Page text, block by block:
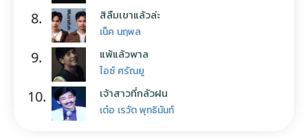
8. สิลืมเขาแล้วล่ะ
เน็ค นฤพล
9. แพ้แล้วพาล
ไอซ์ ศรัณยู
10. เจ้าสาวที่กลัวฝน
เต๋อ เรวัต พุทธินันท์